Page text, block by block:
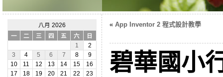
八月 2026
一
二 三 四 五 六
日
1
2
3
4 5 6 7 8
9
10
11 12 13 14 15
16
17
18 19 20 21 22
23
« App Inventor 2 程式設計教學
碧華國小